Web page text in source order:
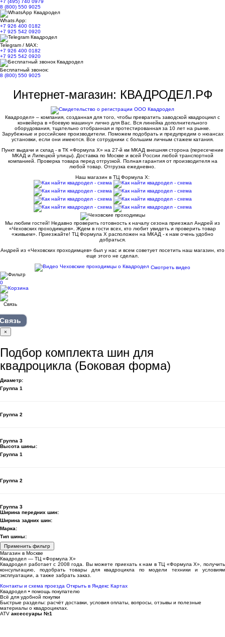
+7 (495) 740 0979
8 (800) 550 9025
Whats App:
+7 926 400 0182
+7 925 542 0920
Telegram / MAX:
+7 926 400 0182
+7 925 542 0920
Бесплатный звонок:
8 (800) 550 9025
Интернет-магазин: КВАДРОДЕЛ.РФ
Квадродел» – компания, созданная для того, чтобы превратить заводской квадроцикл с
конвейера в «боевую машину» лично для Вас. Вся линейка дополнительного
оборудования, тщательно отобранная и протестированная за 10 лет на рынке.
Зарубежные и российские производители. Поможем подобрать и предупредим о нюансах
установки, если они имеются. Все сотрудники с большим личным стажем катания.
Пункт выдачи и склад - в ТК «Формула X» на 27-й км МКАД внешняя сторона (пересечение
МКАД и Липецкой улицы). Доставка по Москве и всей России любой транспортной
компанией. Проверка товара перед отгрузкой. Полная гарантия от производителя на
любой товар. Отгрузка ежедневно.
Наш магазин в ТЦ Формула Х:
Мы любим гостей! Недавно проверить готовность к началу сезона приезжал Андрей из
«Чеховских проходимцев». Ждем в гости всех, кто любит увидеть и проверить товар
«живьем». Приезжайте! ТЦ Формула Х расположен на МКАД - к нам очень удобно
добраться.
Андрей из «Чеховских проходимцев» был у нас и всем советует посетить наш магазин, кто
еще этого не сделал.
Смотреть видео
0
×
Подбор комплекта шин для
квадроцикла (Боковая форма)
Диаметр:
Группа 1
Группа 2
Группа 3
Высота шины:
Группа 1
Группа 2
Группа 3
Ширина передних шин:
Ширина задних шин:
Марка:
Тип шины:
Применить фильтр
Магазин в Москве
Квадродел — ТЦ «Формула Х»
Квадродел работает с 2008 года. Вы можете приехать к нам в ТЦ «Формула Х», получить
консультацию, подобрать товары для квадроцикла по модели техники и условиям
эксплуатации, а также забрать заказ.
Контакты и схема проезда Открыть в Яндекс Картах
Квадродел • помощь покупателю
Всё для удобной покупки
Быстрые разделы: расчёт доставки, условия оплаты, вопросы, отзывы и полезные
материалы о квадроциклах.
ATV аксессуары №1